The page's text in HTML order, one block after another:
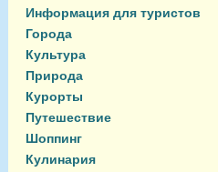
Информация для туристов
Города
Культура
Природа
Курорты
Путешествие
Шоппинг
Кулинария